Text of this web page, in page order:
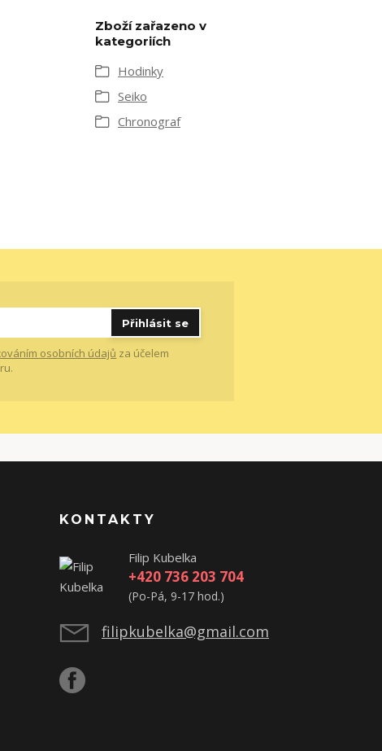
Zboží zařazeno v
kategoriích
Hodinky
Seiko
Chronograf
Přihlásit se
osobních údajů za účelem
KONTAKTY
Filip Kubelka
+420 736 203 704
(Po-Pá, 9-17 hod.)
filipkubelka@gmail.com